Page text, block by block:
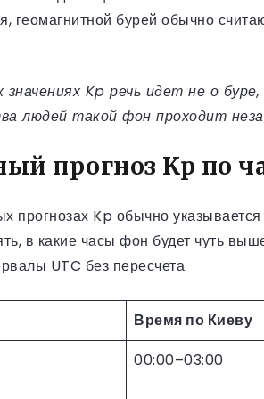
геомагнитной бурей обычно
значениях Kp речь идет не о
людей такой фон проходит
прогноз Kp по
прогнозах Kp обычно
в какие часы фон будет чуть
UTC без пересчета.
Время по Киеву
00:00–03:00